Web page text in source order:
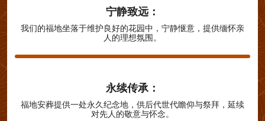
宁静致远：
我们的福地坐落于维护良好的花园中，宁静惬意，提供缅怀亲
人的理想氛围。
永续传承：
福地安葬提供一处永久纪念地，供后代世代瞻仰与祭拜，延续
对先人的敬意与怀念。